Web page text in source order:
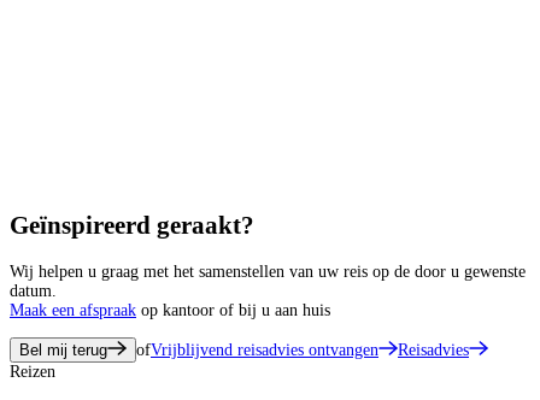
Geïnspireerd geraakt?
Wij helpen u graag met het samenstellen van uw reis op de door u gewenste
datum.
Maak een afspraak op kantoor of bij u aan huis
Bel mij terug ofVrijblijvend reisadvies ontvangen
Reisadvies
Reizen